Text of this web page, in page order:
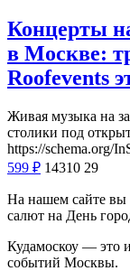
Концерты
в Москве:
Roofevents
Живая музыка на
столики под
https://schema.org/
599 ₽ 14310 29
На нашем сайте
салют на День
Кудамоскоу — это
событий Москвы.